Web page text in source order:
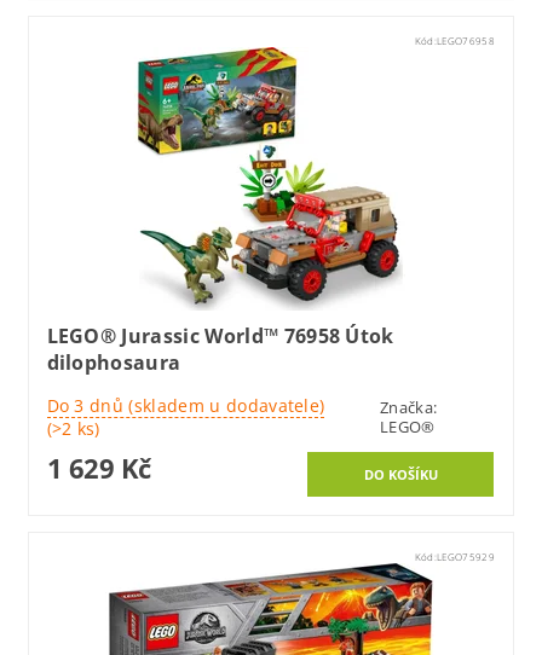
Kód:LEGO76958
LEGO® Jurassic World™ 76958 Útok
dilophosaura
Do 3 dnů (skladem u dodavatele)
(>2 ks)
Značka:
LEGO®
1 629 Kč
Kód:LEGO75929